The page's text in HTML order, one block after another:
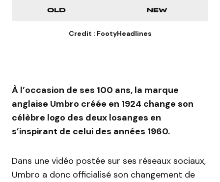
Credit : FootyHeadlines
À l’occasion de ses 100 ans, la marque
anglaise Umbro créée en 1924 change son
célèbre logo des deux losanges en
s’inspirant de celui des années 1960.
Dans une vidéo postée sur ses réseaux sociaux,
Umbro a donc officialisé son changement de